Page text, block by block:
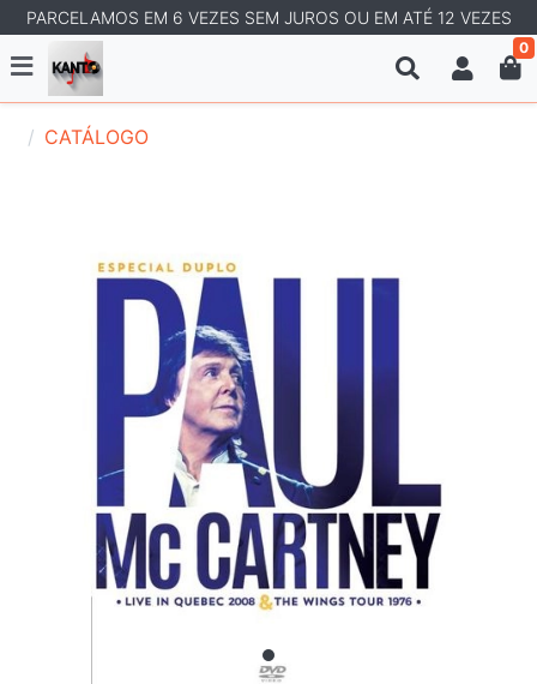
PARCELAMOS EM 6 VEZES SEM JUROS OU EM ATÉ 12 VEZES
0
CATÁLOGO